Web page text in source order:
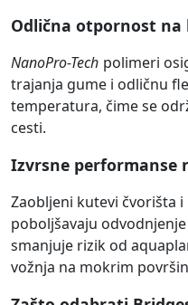
Odlična otpornost na
NanoPro-Tech polimeri
trajanja gume i odličnu
temperatura, čime se
cesti.
Izvrsne performanse
Zaobljeni kutevi čvorišta
poboljšavaju
smanjuje rizik od
vožnja na mokrim